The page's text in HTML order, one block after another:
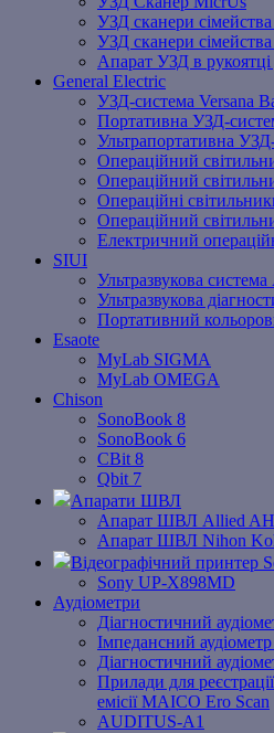
УЗД сканери
УЗД сканери
Апарат УЗД в
General Electric
УЗД-система Versana
Портативна УЗД-
Ультрапортативна
Операційний
Операційний
Операційні
Операційний
Електричний
SIUI
Ультразвукова
Ультразвукова
Портативний
Esaote
MyLab SIGMA
MyLab OMEGA
Chison
SonoBook 8
SonoBook 6
СBit 8
Qbit 7
Апарати ШВЛ
Апарат ШВЛ Allied
Апарат ШВЛ Nihon
Відеографічний принтер
Sony UP-X898MD
Аудіометри
Діагностичний
Імпедансний
Діагностичний
Прилади для
емісії MAICO Ero Scan
AUDITUS-A1